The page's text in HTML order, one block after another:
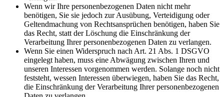
Wenn wir Ihre personenbezogenen Daten nicht mehr
benötigen, Sie sie jedoch zur Ausübung, Verteidigung oder
Geltendmachung von Rechtsansprüchen benötigen, haben Sie
das Recht, statt der Löschung die Einschränkung der
Verarbeitung Ihrer personenbezogenen Daten zu verlangen.
Wenn Sie einen Widerspruch nach Art. 21 Abs. 1 DSGVO
eingelegt haben, muss eine Abwägung zwischen Ihren und
unseren Interessen vorgenommen werden. Solange noch nicht
feststeht, wessen Interessen überwiegen, haben Sie das Recht,
die Einschränkung der Verarbeitung Ihrer personenbezogenen